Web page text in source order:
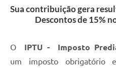
Arquivos para Download
Links
Sua contribuição gera
Descontos de 15%
O IPTU - Imposto
um imposto obrigatório